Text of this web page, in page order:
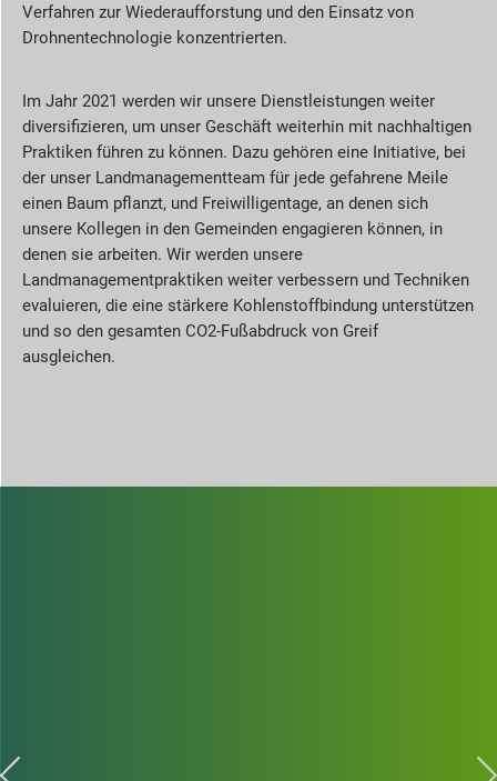
Verfahren zur Wiederaufforstung und den Einsatz von
Drohnentechnologie konzentrierten.
Im Jahr 2021 werden wir unsere Dienstleistungen weiter
diversifizieren, um unser Geschäft weiterhin mit nachhaltigen
Praktiken führen zu können. Dazu gehören eine Initiative, bei
der unser Landmanagementteam für jede gefahrene Meile
einen Baum pflanzt, und Freiwilligentage, an denen sich
unsere Kollegen in den Gemeinden engagieren können, in
denen sie arbeiten. Wir werden unsere
Landmanagementpraktiken weiter verbessern und Techniken
evaluieren, die eine stärkere Kohlenstoffbindung unterstützen
und so den gesamten CO2-Fußabdruck von Greif
ausgleichen.